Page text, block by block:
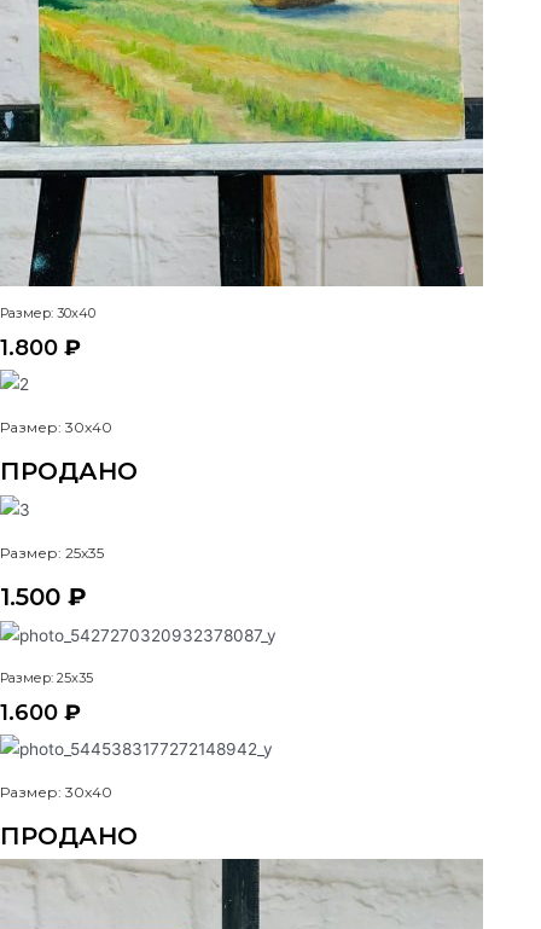
Размер: 30x40
1.800 ₽
Размер: 30x40
ПРОДАНО
Размер: 25x35
1.500 ₽
Размер: 25x35
1.600 ₽
Размер: 30x40
ПРОДАНО